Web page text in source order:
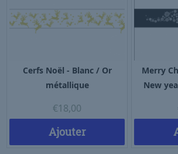
Cerfs Noël - Blanc / Or
métallique
€18,00
Ajouter
Merry
New